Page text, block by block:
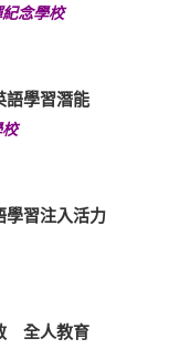
念學校
學習潛能
習注入活力
全人教育